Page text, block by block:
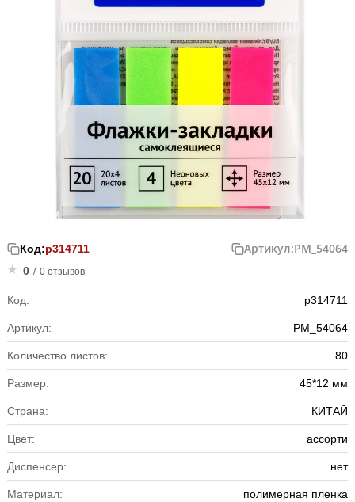
Код:р314711 Артикул:PM_54064
0 / 0 отзывов
Код: р314711
Артикул: PM_54064
Количество листов: 80
Размер: 45*12 мм
Страна: КИТАЙ
Цвет: ассорти
Диспенсер: нет
Материал: полимерная пленка